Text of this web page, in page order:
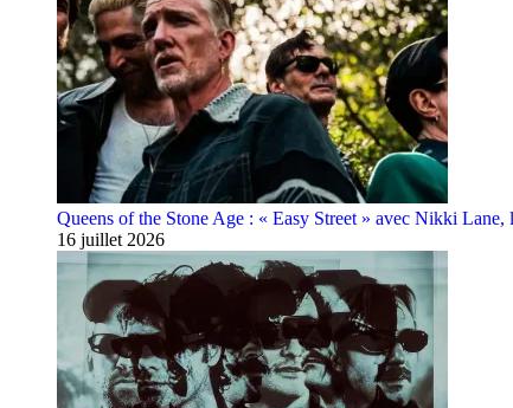
Queens of the Stone Age : « Easy Street » avec Nikki Lane,
16 juillet 2026